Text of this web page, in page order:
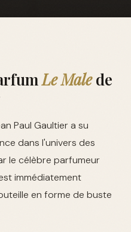
Le Malede
Paul Gaultier a su
dans l'univers des
le célèbre parfumeur
immédiatement
en forme de buste